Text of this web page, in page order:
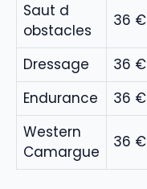
Saut d
obstacles
36 €
Dressage 36 €
Endurance
36 €
Western
Camargue
36 €